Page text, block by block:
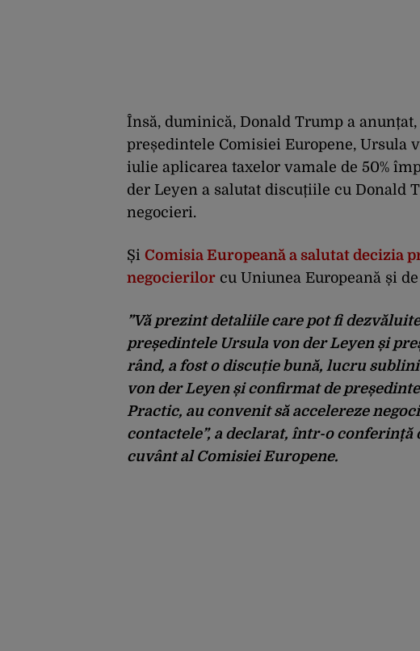
Însă, duminică, Donald Trump a
președintele Comisiei Europene, Ursula
iulie aplicarea taxelor vamale de 50%
der Leyen a salutat discuțiile cu Donald
negocieri.
Și Comisia Europeană a salutat decizia
negocierilor cu Uniunea Europeană și
”Vă prezint detaliile care pot fi
președintele Ursula von der Leyen și
rând, a fost o discuție bună, lucru
von der Leyen și confirmat de
Practic, au convenit să accelereze
contactele”, a declarat, într-o conferință
cuvânt al Comisiei Europene.